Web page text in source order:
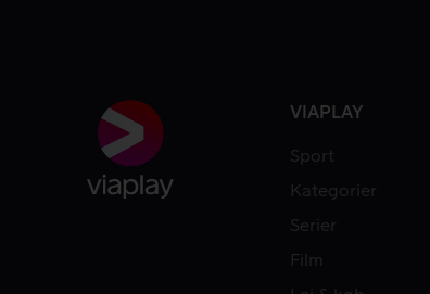
VIAPLAY
Sport
Kategorier
Serier
Film